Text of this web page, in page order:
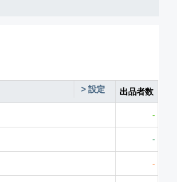
> 設定 出品者数
-
-
-